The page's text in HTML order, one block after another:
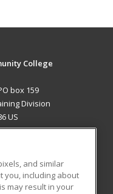
College
box 159
Division
US
and similar
you, including about
may result in your